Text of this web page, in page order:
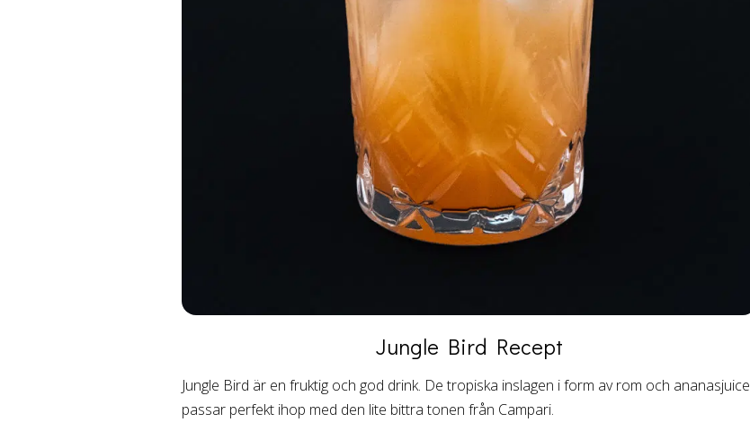
Jungle Bird Recept
Jungle Bird är en fruktig och god drink. De tropiska inslagen i form av rom och ananasjuice
passar perfekt ihop med den lite bittra tonen från Campari.